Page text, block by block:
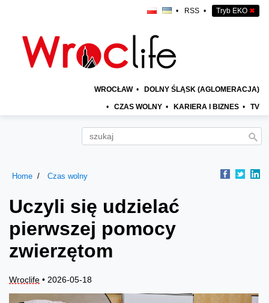
• RSS • Tryb EKO ✖
WROCŁAW • DOLNY ŚLĄSK (AGLOMERACJA)
• CZAS WOLNY • KARIERA I BIZNES • TV
Home Czas wolny
Uczyli się udzielać
pierwszej pomocy
zwierzętom
Wroclife • 2026-05-18